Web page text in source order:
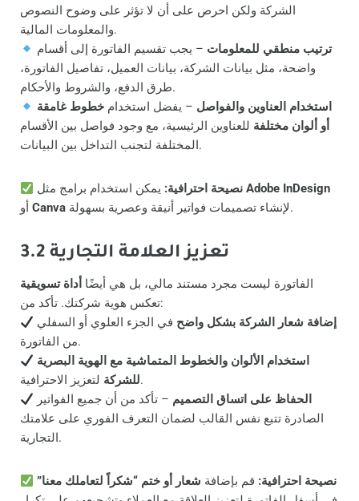
الشركة ولكن احرص على أن لا تؤثر على وضوح النصوص
والمعلومات المالية.
ترتيب منطقي للمعلومات – يجب تقسيم الفاتورة إلى أقسام
واضحة، مثل بيانات الشركة، بيانات العميل، تفاصيل الفاتورة،
طرق الدفع، والشروط والأحكام.
استخدام العناوين والفواصل – يفضل استخدام خطوط غامقة
أو ألوان مختلفة للعناوين الرئيسية، مع وجود فواصل بين الأقسام
المختلفة لتجنب التداخل بين البيانات.
نصيحة احترافية: يمكن استخدام برامج مثلAdobe InDesign
Canva لإنشاء تصميمات فواتير أنيقة وعصرية بسهولة.
3.2 تعزيز العلامة التجارية
الفاتورة ليست مجرد مستند مالي، بل هي أيضًا أداة تسويقية
تعكس هوية شركتك. تأكد من:
إضافة شعار الشركة بشكل واضح في الجزء العلوي أو السفلي
من الفاتورة.
استخدام الألوان والخطوط المتماشية مع الهوية البصرية
للشركةلتعزيز الاحترافية.
الحفاظ على اتساق التصميم – تأكد من أن جميع الفواتير
الصادرة تتبع نفس القالب لضمان التعرف الفوري على علامتك
التجارية.
نصيحة احترافية: قم بإضافة شعار أو ختم “شكراً لتعاملك معنا”